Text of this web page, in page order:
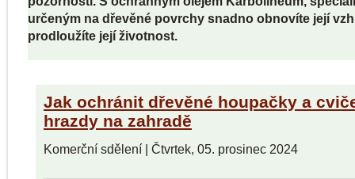
určeným na dřevěné povrchy snadno obnovíte její
prodloužíte její životnost.
Jak ochránit dřevěné houpačky a
hrazdy na zahradě
Komerční sdělení| Čtvrtek, 05. prosinec 2024